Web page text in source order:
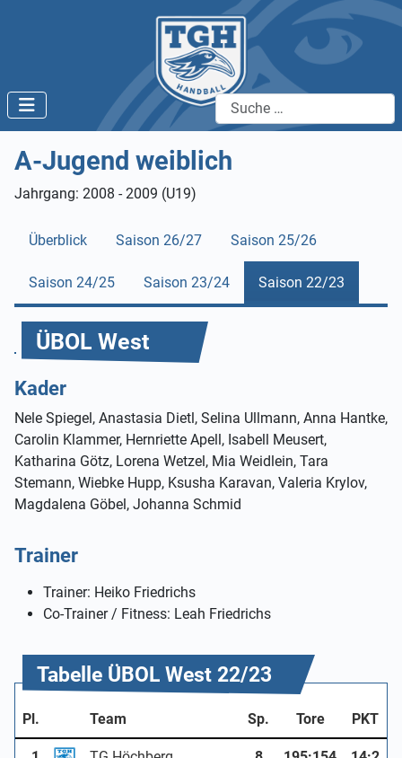
Suchen
A-Jugend weiblich
Jahrgang: 2008 - 2009 (U19)
Überblick Saison 26/27 Saison 25/26
Saison 24/25 Saison 23/24 Saison 22/23
ÜBOL West
Kader
Nele Spiegel, Anastasia Dietl, Selina Ullmann, Anna Hantke,
Carolin Klammer, Hernriette Apell, Isabell Meusert,
Katharina Götz, Lorena Wetzel, Mia Weidlein, Tara
Stemann, Wiebke Hupp, Ksusha Karavan, Valeria Krylov,
Magdalena Göbel, Johanna Schmid
Trainer
Trainer: Heiko Friedrichs
Co-Trainer / Fitness: Leah Friedrichs
Tabelle ÜBOL West 22/23
Pl. Team Sp. Tore PKT